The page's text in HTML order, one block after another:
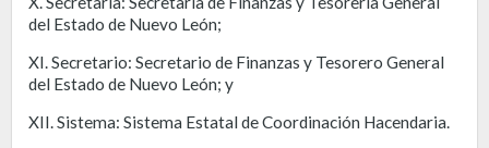
del Estado de Nuevo León;
XI. Secretario: Secretario de Finanzas y Tesorero General
del Estado de Nuevo León; y
XII. Sistema: Sistema Estatal de Coordinación Hacendaria.